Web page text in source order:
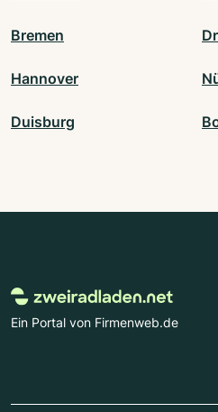
Bremen
Hannover
Duisburg
Ein Portal von Firmenweb.de